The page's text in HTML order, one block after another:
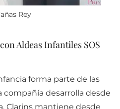
Rey
Aldeas Infantiles SOS
forma parte de las
compañía desarrolla desde
Clarins mantiene desde